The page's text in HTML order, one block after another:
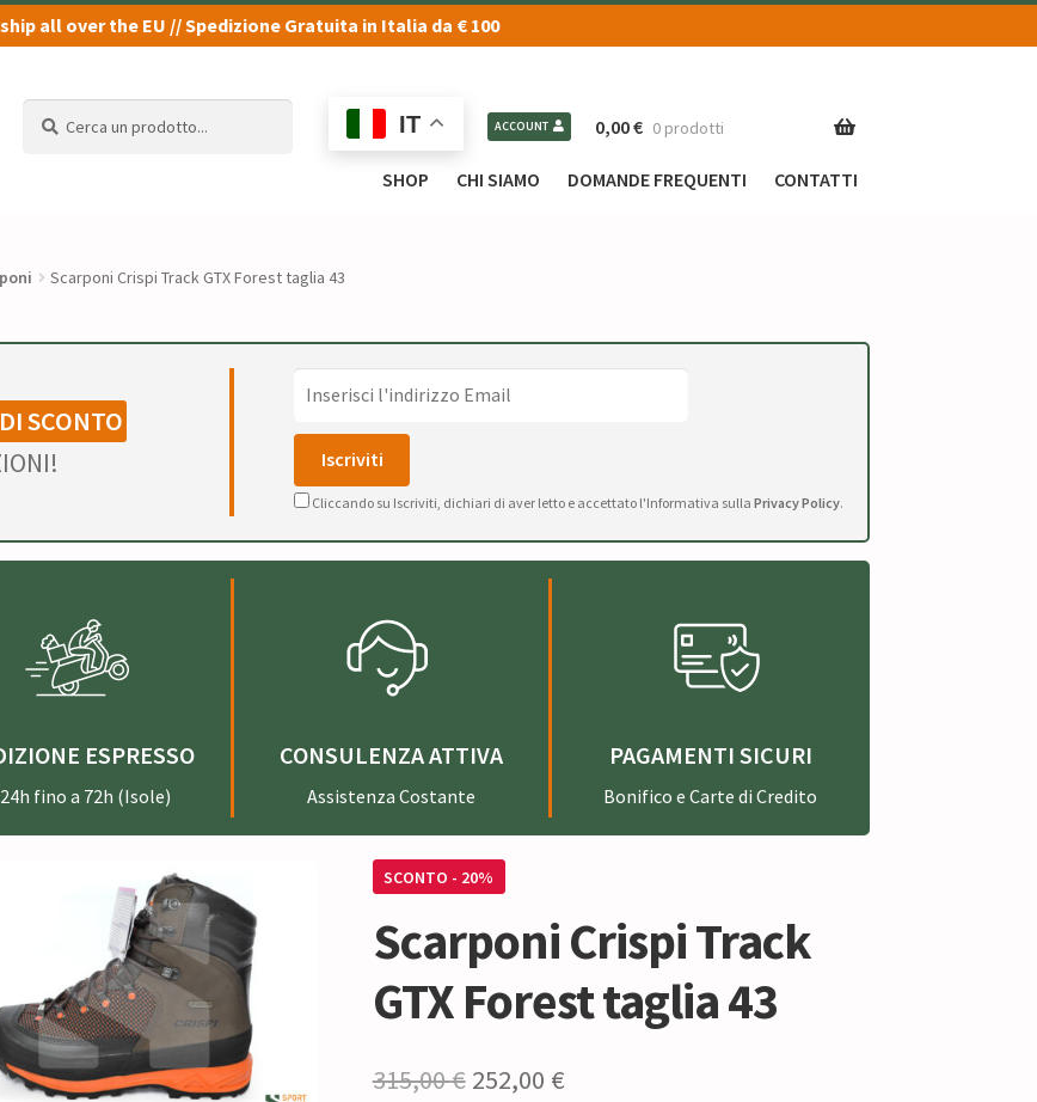
all over the EU // Spedizione Gratuita in Italia da € 100
IT ACCOUNT 0,00€ 0 prodotti
SHOP CHI SIAMO DOMANDE FREQUENTI CONTATTI
Scarponi Crispi Track GTX Forest taglia 43
SCONTO
Cliccando su Iscriviti, dichiari di aver letto e accettato l'Informativa sulla Privacy Policy.
ESPRESSO
fino a 72h (Isole)
CONSULENZA ATTIVA
Assistenza Costante
PAGAMENTI SICURI
Bonifico e Carte di Credito
SCONTO - 20%
Scarponi Crispi Track
GTX Forest taglia 43
315,00€ Il
252,00 €Il